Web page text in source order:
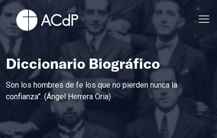
Diccionario Biográfico
Son los hombres de fe los que no pierden nunca la
confianza”. (Ángel Herrera Oria)